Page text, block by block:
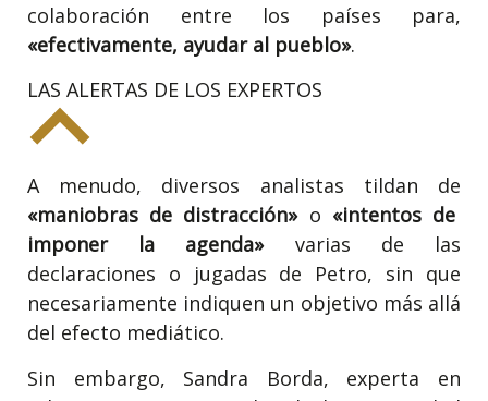
colaboración entre los países para,
«efectivamente, ayudar al pueblo».
LAS ALERTAS DE LOS EXPERTOS
A menudo, diversos analistas tildan de
«maniobras de distracción»o «intentos de
imponer la agenda»varias de las
declaraciones o jugadas de Petro, sin que
necesariamente indiquen un objetivo más allá
del efecto mediático.
Sin embargo, Sandra Borda, experta en